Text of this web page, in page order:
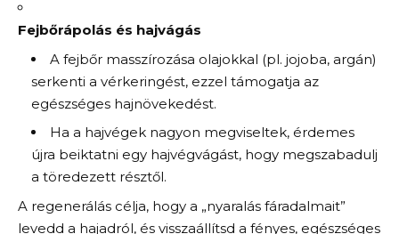
Fejbőrápolás és hajvágás
A fejbőr masszírozása olajokkal (pl. jojoba, argán)
serkenti a vérkeringést, ezzel támogatja az
egészséges hajnövekedést.
Ha a hajvégek nagyon megviseltek, érdemes
újra beiktatni egy hajvégvágást, hogy megszabadulj
a töredezett résztől.
A regenerálás célja, hogy a „nyaralás fáradalmait”
levedd a hajadról, és visszaállítsd a fényes, egészséges